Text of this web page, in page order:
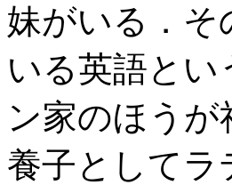
妹がいる．そ
いる英語と
ン家のほう
養子としてラ